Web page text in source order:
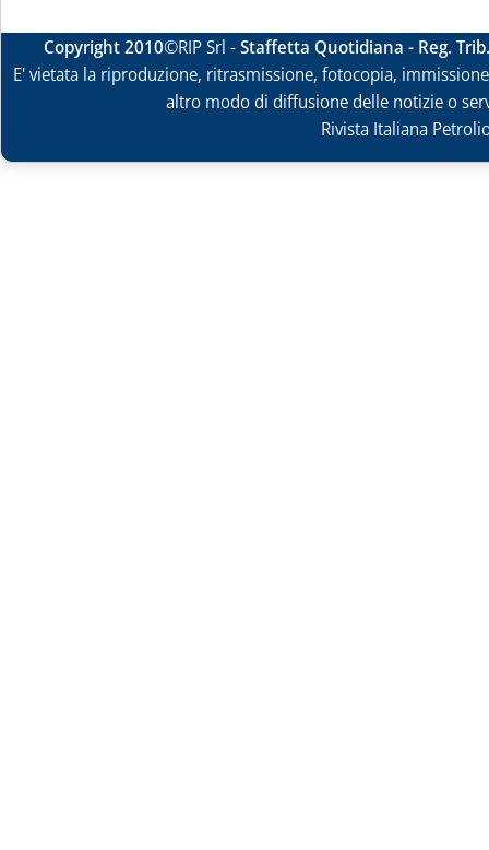
Copyright 2010©RIP Srl -Staffetta Quotidiana - Reg.
E' vietata la riproduzione, ritrasmissione, fotocopia,
altro modo di diffusione delle notizie o
Rivista Italiana